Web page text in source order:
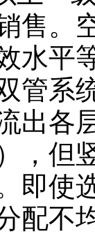
售。
水平
管系
出各
，但
即使
配不